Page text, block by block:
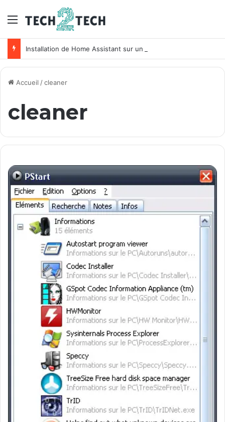
Menu
Installation de Home Assistant sur un NAS Synology
Accueil /cleaner
cleaner